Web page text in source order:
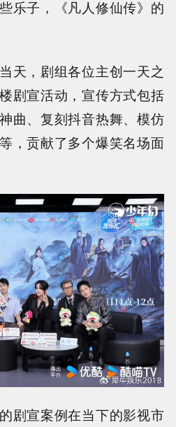
乐子，《凡人修仙传》的
天，剧组各位主创一天之
剧宣活动，宣传方式包括
曲、复刻抖音热舞、模仿
，贡献了多个爆笑名场面
剧宣案例在当下的影视市